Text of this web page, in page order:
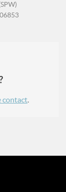
contact.